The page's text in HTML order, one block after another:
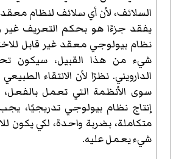
السلائف، لأن أي سلائف لنظام معقد
يفقد جزءًا هو بحكم التعريف
نظام بيولوجي معقد غير قابل
شيء من هذا القبيل، سيكون
الدارويني. نظرًا لأن الانتقاء
سوى الأنظمة التي تعمل
إنتاج نظام بيولوجي تدريجيًا،
متكاملة، بضربة واحدة، لكي يكون
شيء يعمل عليه.